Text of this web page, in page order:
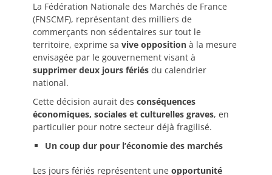
La Fédération Nationale des Marchés de France
(FNSCMF), représentant des milliers de
commerçants non sédentaires sur tout le
territoire, exprime sa vive opposition à la mesure
envisagée par le gouvernement visant à
supprimer deux jours fériés du calendrier
national.
Cette décision aurait des conséquences
économiques, sociales et culturelles graves, en
particulier pour notre secteur déjà fragilisé.
Un coup dur pour l’économie des marchés
Les jours fériés représentent une opportunité